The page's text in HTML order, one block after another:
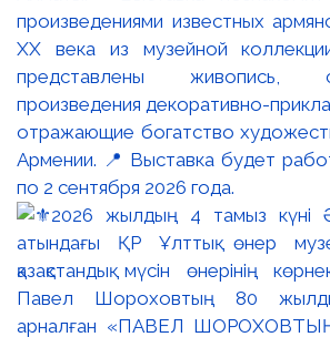
произведениями известных
XX века из музейной
представлены живопись,
произведения декоративно-
отражающие богатство
Армении. 📍 Выставка будет
по 2 сентября 2026 года.